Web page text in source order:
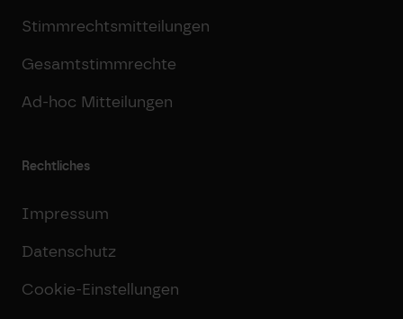
Stimmrechtsmitteilungen
Gesamtstimmrechte
Ad-hoc Mitteilungen
Rechtliches
Impressum
Datenschutz
Cookie-Einstellungen